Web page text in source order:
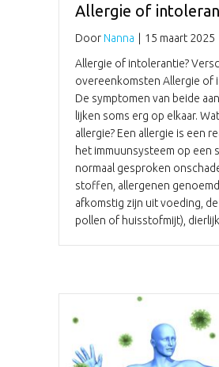
Allergie of
Door Nanna
15 maart 2025
Allergie of intolerantie?
overeenkomsten Allergie of
De symptomen van beide
lijken soms erg op elkaar.
allergie? Een allergie is een
het immuunsysteem op een
normaal gesproken
stoffen, allergenen
afkomstig zijn uit voeding,
pollen of huisstofmijt),